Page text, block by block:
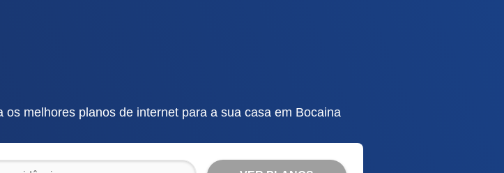
melhores planos de internet para a sua casa em Bocaina